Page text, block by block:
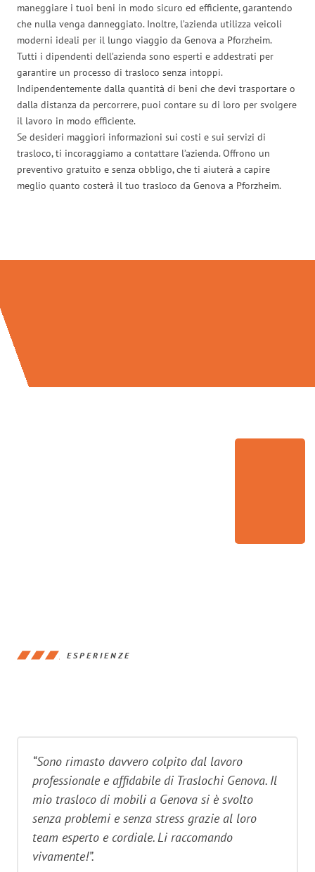
maneggiare i tuoi beni in modo sicuro ed efficiente, garantendo
che nulla venga danneggiato. Inoltre, l’azienda utilizza veicoli
moderni ideali per il lungo viaggio da Genova a Pforzheim.
Tutti i dipendenti dell’azienda sono esperti e addestrati per
garantire un processo di trasloco senza intoppi.
Indipendentemente dalla quantità di beni che devi trasportare o
dalla distanza da percorrere, puoi contare su di loro per svolgere
il lavoro in modo efficiente.
Se desideri maggiori informazioni sui costi e sui servizi di
trasloco, ti incoraggiamo a contattare l’azienda. Offrono un
preventivo gratuito e senza obbligo, che ti aiuterà a capire
meglio quanto costerà il tuo trasloco da Genova a Pforzheim.
ESPERIENZE
“Sono rimasto davvero colpito dal lavoro
professionale e affidabile di Traslochi Genova. Il
mio trasloco di mobili a Genova si è svolto
senza problemi e senza stress grazie al loro
team esperto e cordiale. Li raccomando
vivamente!”.